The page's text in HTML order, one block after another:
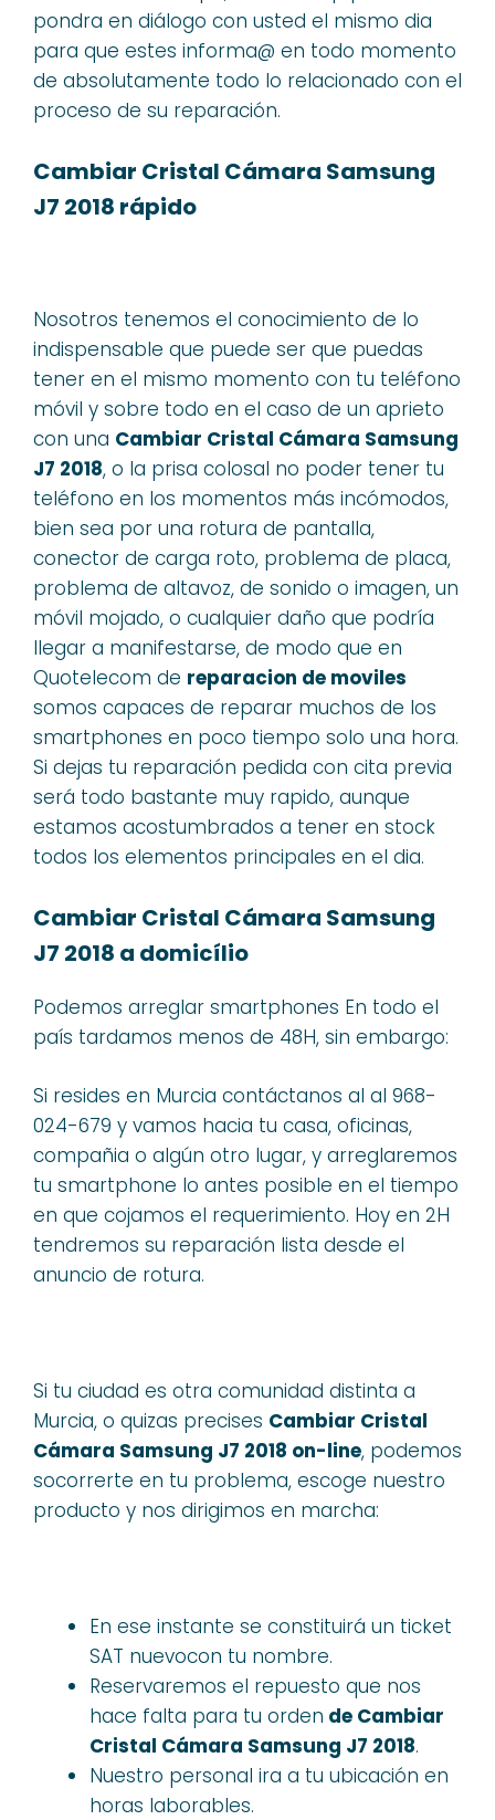
pondra en diálogo con usted el mismo dia
para que estes informa@ en todo momento
de absolutamente todo lo relacionado con el
proceso de su reparación.
Cambiar Cristal Cámara Samsung
J7 2018 rápido
Nosotros tenemos el conocimiento de lo
indispensable que puede ser que puedas
tener en el mismo momento con tu teléfono
móvil y sobre todo en el caso de un aprieto
con una Cambiar Cristal Cámara Samsung
J7 2018, o la prisa colosal no poder tener tu
teléfono en los momentos más incómodos,
bien sea por una rotura de pantalla,
conector de carga roto, problema de placa,
problema de altavoz, de sonido o imagen, un
móvil mojado, o cualquier daño que podría
llegar a manifestarse, de modo que en
Quotelecom de reparacion de moviles
somos capaces de reparar muchos de los
smartphones en poco tiempo solo una hora.
Si dejas tu reparación pedida con cita previa
será todo bastante muy rapido, aunque
estamos acostumbrados a tener en stock
todos los elementos principales en el dia.
Cambiar Cristal Cámara Samsung
J7 2018 a domicílio
Podemos arreglar smartphones En todo el
país tardamos menos de 48H, sin embargo:
Si resides en Murcia contáctanos al al 968-
024-679 y vamos hacia tu casa, oficinas,
compañia o algún otro lugar, y arreglaremos
tu smartphone lo antes posible en el tiempo
en que cojamos el requerimiento. Hoy en 2H
tendremos su reparación lista desde el
anuncio de rotura.
Si tu ciudad es otra comunidad distinta a
Murcia, o quizas precises Cambiar Cristal
Cámara Samsung J7 2018 on-line, podemos
socorrerte en tu problema, escoge nuestro
producto y nos dirigimos en marcha:
En ese instante se constituirá un ticket
SAT nuevocon tu nombre.
Reservaremos el repuesto que nos
hace falta para tu orden de Cambiar
Cristal Cámara Samsung J7 2018.
Nuestro personal ira a tu ubicación en
horas laborables.